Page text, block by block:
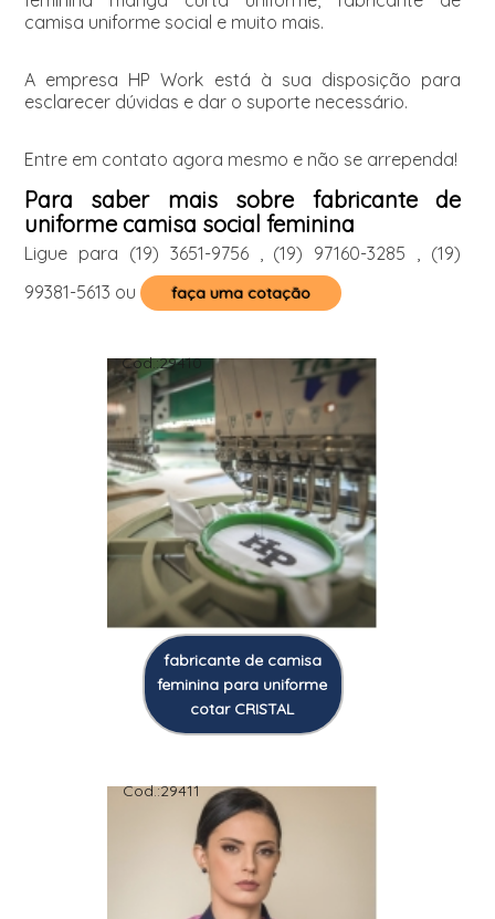
camisa uniforme social e muito mais.
A empresa HP Work está à sua disposição para
esclarecer dúvidas e dar o suporte necessário.
Entre em contato agora mesmo e não se arrependa!
Para saber mais sobre fabricante de
uniforme camisa social feminina
Ligue para (19) 3651-9756, (19) 97160-3285 , (19)
99381-5613 ou faça uma cotação
Cod.:29410
fabricante de camisa
feminina para uniforme
cotar CRISTAL
Cod.:29411